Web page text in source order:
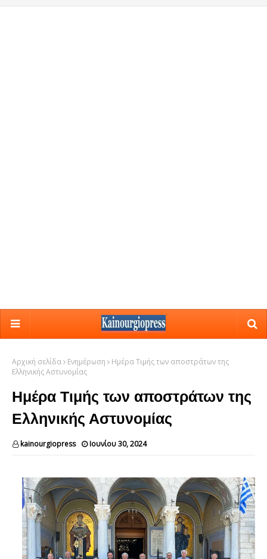
Αρχική σελίδα Ενημέρωση
Ημέρα Τιμής των αποστράτων της
Ελληνικής Αστυνομίας
Ημέρα Τιμής των αποστράτων της
Ελληνικής Αστυνομίας
kainourgiopress Ιουνίου 30, 2024